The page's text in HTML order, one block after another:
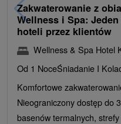
Zakwaterowanie z
Wellness i Spa:
hoteli przez klientów
Wellness & Spa Hotel
Od 1 NoceŚniadanie I
Komfortowe
Nieograniczony dostęp do
basenów termalnych,